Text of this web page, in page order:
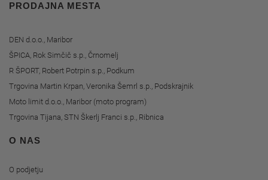
PRODAJNA MESTA
DEN d.o.o., Maribor
ŠPICA, Rok Simčič s.p., Črnomelj
R ŠPORT, Robert Potrpin s.p., Podkum
Trgovina Martin Krpan, Veronika Šemrl s.p., Podskrajnik
Moto limit d.o.o., Maribor (moto program)
Trgovina Tijana, STN Škerlj Franci s.p., Ribnica
O NAS
O podjetju